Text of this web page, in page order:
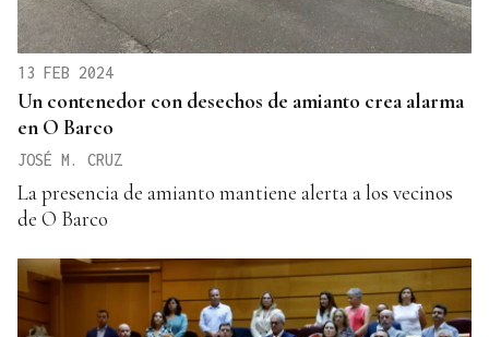
13 FEB 2024
Un contenedor con desechos de amianto crea alarma
en O Barco
JOSÉ M. CRUZ
La presencia de amianto mantiene alerta a los vecinos
de O Barco